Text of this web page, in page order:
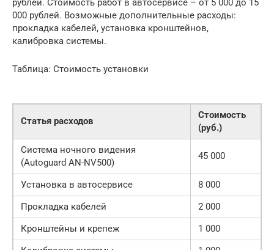
рублей. Стоимость работ в автосервисе – от 5 000 до 15
000 рублей. Возможные дополнительные расходы:
прокладка кабелей, установка кронштейнов,
калибровка системы.
Таблица: Стоимость установки
Статья расходов
Стоимость
(руб.)
Система ночного видения
(Autoguard AN-NV500)
45 000
Установка в автосервисе
8 000
Прокладка кабелей
2 000
Кронштейны и крепеж
1 000